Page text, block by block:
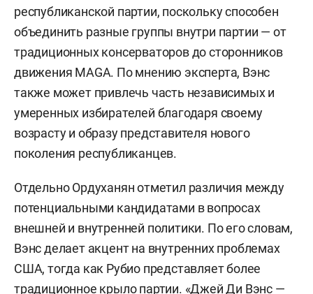
республиканской партии, поскольку способен
объединить разные группы внутри партии — от
традиционных консерваторов до сторонников
движения MAGA. По мнению эксперта, Вэнс
также может привлечь часть независимых и
умеренных избирателей благодаря своему
возрасту и образу представителя нового
поколения республиканцев.
Отдельно Ордуханян отметил различия между
потенциальными кандидатами в вопросах
внешней и внутренней политики. По его словам,
Вэнс делает акцент на внутренних проблемах
США, тогда как Рубио представляет более
традиционное крыло партии. «Джей Ди Вэнс —